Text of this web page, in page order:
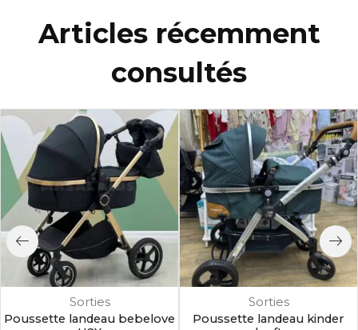
Articles récemment
consultés
Sorties
Poussette landeau bebelove
Sorties
Poussette landeau kinder